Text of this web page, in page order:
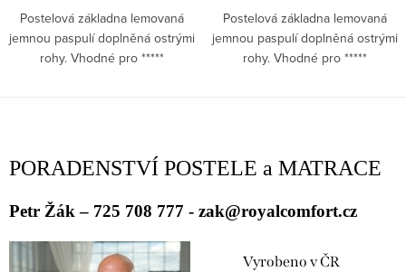
Postelová základna lemovaná
jemnou paspulí doplněná ostrými
rohy. Vhodné pro *****
Postelová základna lemovaná
jemnou paspulí doplněná ostrými
rohy. Vhodné pro *****
v
á
PORADENSTVÍ POSTELE a MATRACE
Petr Žák – 725 708 777 - zak@royalcomfort.cz
Vyrobeno v ČR